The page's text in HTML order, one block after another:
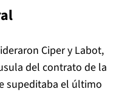
Ciper y Labot,
del contrato de la
supeditaba el último